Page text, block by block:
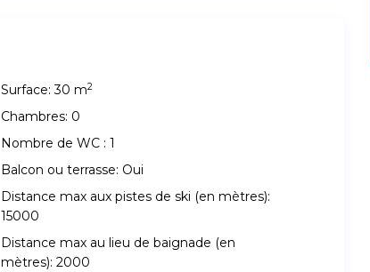
Surface: 30 m2
Chambres: 0
Nombre de WC : 1
Balcon ou terrasse: Oui
Distance max aux pistes de ski (en mètres):
15000
Distance max au lieu de baignade (en
mètres): 2000